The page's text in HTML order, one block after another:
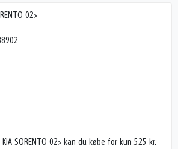
02>
KIA SORENTO 02> kan du købe for kun 525 kr.